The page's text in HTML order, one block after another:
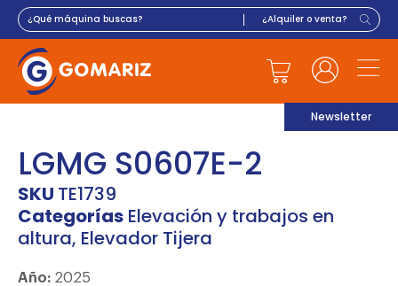
Newsletter
LGMG S0607E-2
SKU TE1739
Categorías Elevación y trabajos en
altura, Elevador Tijera
Año: 2025